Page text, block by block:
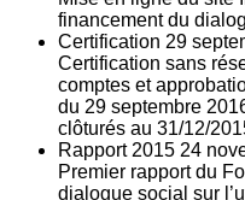
financement du
Certification 29
Certification sans
comptes et
du 29 septembre
clôturés au 31/12/
Rapport 2015 24
Premier rapport du
dialogue social sur